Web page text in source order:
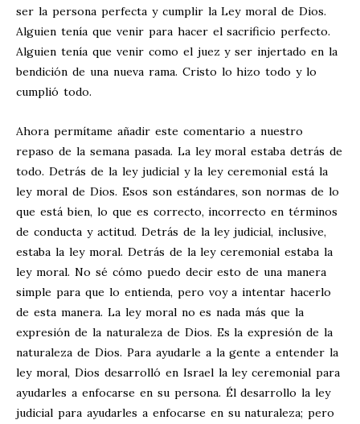
ser la persona perfecta y cumplir la Ley moral de Dios.
Alguien tenía que venir para hacer el sacrificio perfecto.
Alguien tenía que venir como el juez y ser injertado en la
bendición de una nueva rama. Cristo lo hizo todo y lo
cumplió todo.
Ahora permítame añadir este comentario a nuestro
repaso de la semana pasada. La ley moral estaba detrás de
todo. Detrás de la ley judicial y la ley ceremonial está la
ley moral de Dios. Esos son estándares, son normas de lo
que está bien, lo que es correcto, incorrecto en términos
de conducta y actitud. Detrás de la ley judicial, inclusive,
estaba la ley moral. Detrás de la ley ceremonial estaba la
ley moral. No sé cómo puedo decir esto de una manera
simple para que lo entienda, pero voy a intentar hacerlo
de esta manera. La ley moral no es nada más que la
expresión de la naturaleza de Dios. Es la expresión de la
naturaleza de Dios. Para ayudarle a la gente a entender la
ley moral, Dios desarrolló en Israel la ley ceremonial para
ayudarles a enfocarse en su persona. Él desarrollo la ley
judicial para ayudarles a enfocarse en su naturaleza; pero